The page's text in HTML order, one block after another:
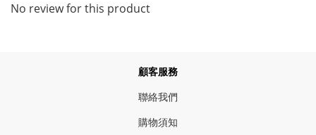
No review for this product
顧客服務
聯絡我們
購物須知